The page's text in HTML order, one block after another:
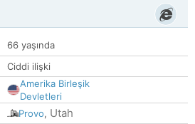
66 yaşında
Ciddi ilişki
Amerika Birleşik
Devletleri
Provo, Utah